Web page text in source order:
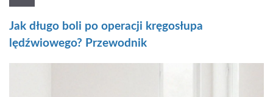
Jak długo boli po operacji kręgosłupa
lędźwiowego? Przewodnik